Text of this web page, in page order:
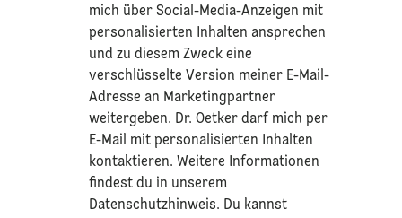
mich über Social-Media-Anzeigen mit
personalisierten Inhalten ansprechen
und zu diesem Zweck eine
verschlüsselte Version meiner E-Mail-
Adresse an Marketingpartner
weitergeben. Dr. Oetker darf mich per
E-Mail mit personalisierten Inhalten
kontaktieren. Weitere Informationen
findest du in unserem
Datenschutzhinweis. Du kannst